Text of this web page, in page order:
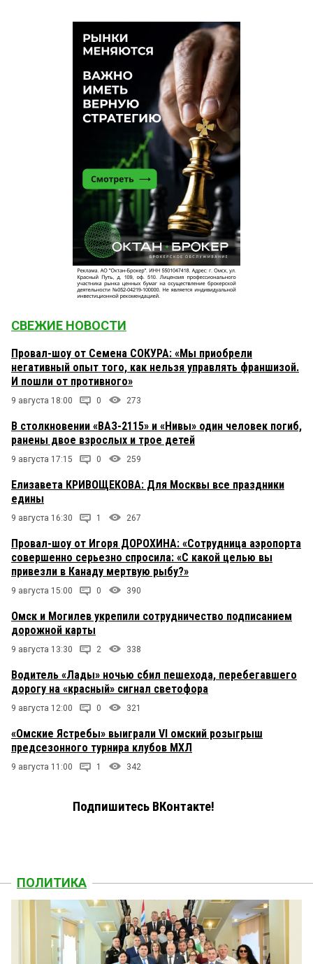
СВЕЖИЕ НОВОСТИ
Провал-шоу от Семена СОКУРА: «Мы приобрели
негативный опыт того, как нельзя управлять франшизой.
И пошли от противного»
9 августа 18:00 0 273
В столкновении «ВАЗ-2115» и «Нивы» один человек погиб,
ранены двое взрослых и трое детей
9 августа 17:15 0 259
Елизавета КРИВОЩЕКОВА: Для Москвы все праздники
едины
9 августа 16:30 1 267
Провал-шоу от Игоря ДОРОХИНА: «Сотрудница аэропорта
совершенно серьезно спросила: «С какой целью вы
привезли в Канаду мертвую рыбу?»
9 августа 15:00 0 390
Омск и Могилев укрепили сотрудничество подписанием
дорожной карты
9 августа 13:30 2 338
Водитель «Лады» ночью сбил пешехода, перебегавшего
дорогу на «красный» сигнал светофора
9 августа 12:00 0 321
«Омские Ястребы» выиграли VI омский розыгрыш
предсезонного турнира клубов МХЛ
9 августа 11:00 1 342
Подпишитесь ВКонтакте!
ПОЛИТИКА